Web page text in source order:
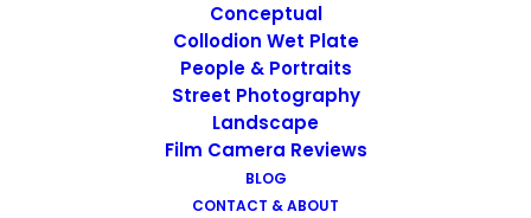
Conceptual
Collodion Wet Plate
People & Portraits
Street Photography
Landscape
Film Camera Reviews
BLOG
CONTACT & ABOUT
Images tagged "beach"
Images tagged "beach"